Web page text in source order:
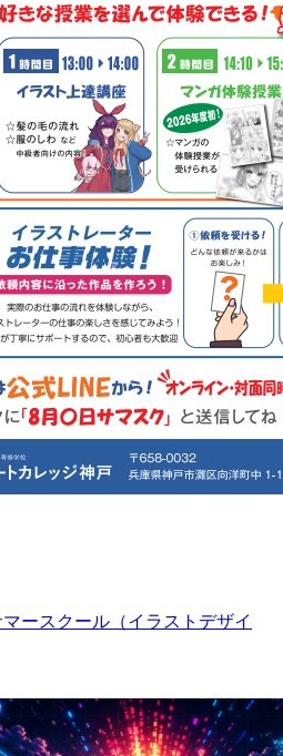
マースクール（イラストデザイ